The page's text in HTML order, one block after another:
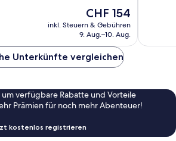
Der
Preis
beträgt
CHF 154
inkl. Steuern & Gebühren
9. Aug.–10. Aug.
Unterkünfte vergleichen
verfügbare Rabatte und Vorteile
Prämien für noch mehr Abenteuer!
kostenlos registrieren